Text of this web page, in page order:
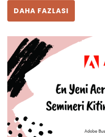
DAHA FAZLASI